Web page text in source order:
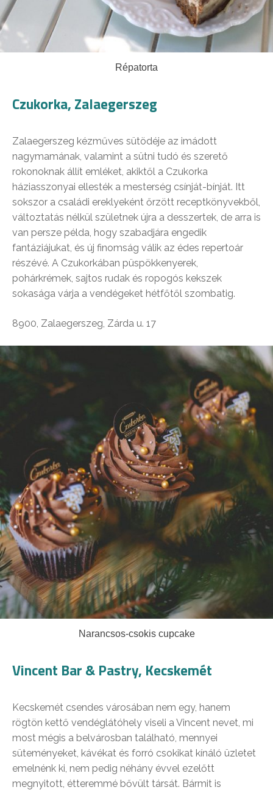
Répatorta
Czukorka, Zalaegerszeg
Zalaegerszeg kézműves sütödéje az imádott
nagymamának, valamint a sütni tudó és szerető
rokonoknak állít emléket, akiktől a Czukorka
háziasszonyai ellesték a mesterség csínját-bínját. Itt
sokszor a családi ereklyeként őrzött receptkönyvekből,
változtatás nélkül születnek újra a desszertek, de arra is
van persze példa, hogy szabadjára engedik
fantáziájukat, és új finomság válik az édes repertoár
részévé. A Czukorkában püspökkenyerek,
pohárkrémek, sajtos rudak és ropogós kekszek
sokasága várja a vendégeket hétfőtől szombatig.
8900, Zalaegerszeg, Zárda u. 17
Narancsos-csokis cupcake
Vincent Bar & Pastry, Kecskemét
Kecskemét csendes városában nem egy, hanem
rögtön kettő vendéglátóhely viseli a Vincent nevet, mi
most mégis a belvárosban található, mennyei
süteményeket, kávékat és forró csokikat kínáló üzletet
emelnénk ki, nem pedig néhány évvel ezelőtt
megnyitott, étteremmé bővült társát. Bármit is